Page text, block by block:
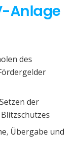
Anlage
des
der
Übergabe und